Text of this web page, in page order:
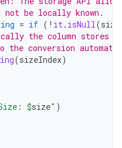
be locally known.
= if ( ! it. isNull(
the column stores
conversion
(sizeIndex)
$size" )